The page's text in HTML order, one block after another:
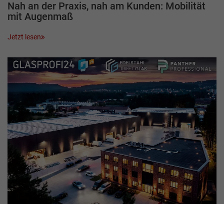
Nah an der Praxis, nah am Kunden: Mobilität
mit Augenmaß
Jetzt lesen